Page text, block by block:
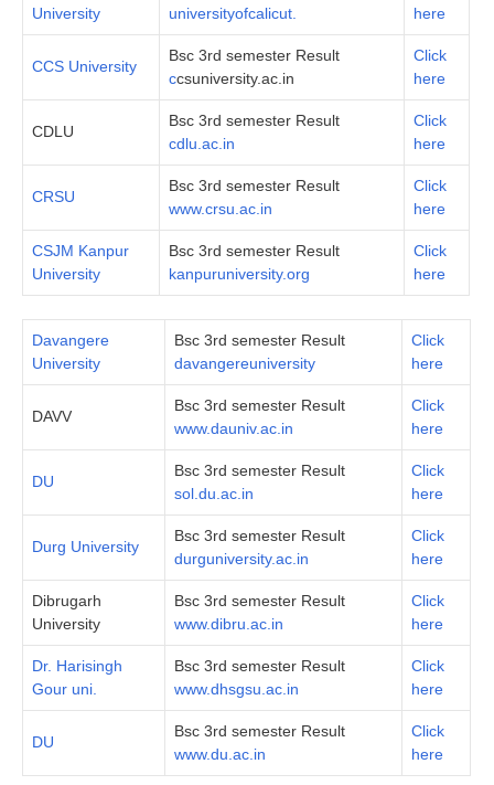
University
universityofcalicut.
here
CCS University
Bsc 3rd semester Result
ccsuniversity.ac.in
Click
here
CDLU
Bsc 3rd semester Result
cdlu.ac.in
Click
here
CRSU
Bsc 3rd semester Result
www.crsu.ac.in
Click
here
CSJM Kanpur
University
Bsc 3rd semester Result
kanpuruniversity.org
Click
here
Davangere
University
Bsc 3rd semester Result
davangereuniversity
Click
here
DAVV
Bsc 3rd semester Result
www.dauniv.ac.in
Click
here
DU
Bsc 3rd semester Result
sol.du.ac.in
Click
here
Durg University
Bsc 3rd semester Result
durguniversity.ac.in
Click
here
Dibrugarh
University
Bsc 3rd semester Result
www.dibru.ac.in
Click
here
Dr. Harisingh
Gour uni.
Bsc 3rd semester Result
www.dhsgsu.ac.in
Click
here
DU
Bsc 3rd semester Result
www.du.ac.in
Click
here